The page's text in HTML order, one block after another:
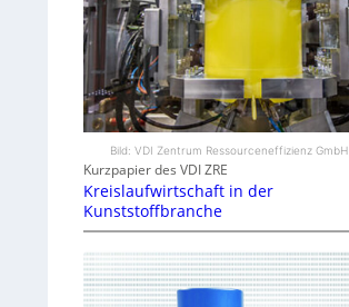
Bild: VDI Zentrum Ressourceneffizienz GmbH
Kurzpapier des VDI ZRE
Kreislaufwirtschaft in der
Kunststoffbranche